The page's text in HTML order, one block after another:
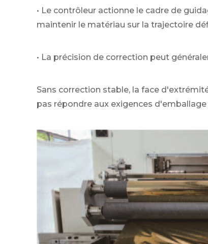
• Le contrôleur actionne le cadre de
maintenir le matériau sur la trajectoire
• La précision de correction peut
Sans correction stable, la face
pas répondre aux exigences d'emballage